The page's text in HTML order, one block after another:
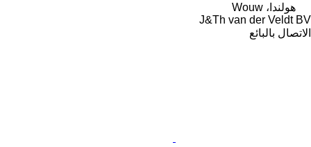
هولندا، Wouw
J&Th van der Veldt BV
الاتصال بالبائع